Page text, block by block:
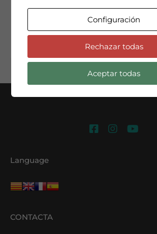
Seguir leyendo
Language
CONTACTA
Configuración
Rechazar todas
Aceptar todas